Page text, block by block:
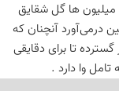
میلیون ها گل شقایق
آنچنان که
تا برای دقایقی
وا دارد .